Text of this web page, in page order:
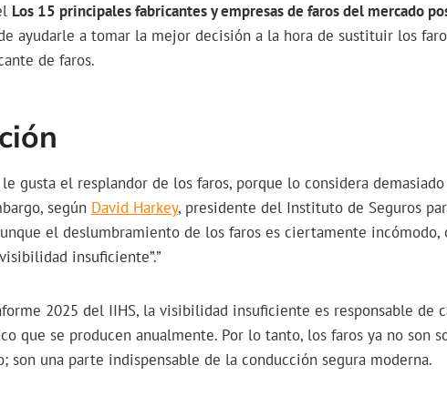
Los 15 principales fabricantes y empresas de faros del mercado
ayudarle a tomar la mejor decisión a la hora de sustituir los
de faros.
gusta el resplandor de los faros, porque lo considera demasiado
según David Harkey, presidente del Instituto de Seguros
el deslumbramiento de los faros es ciertamente incómodo,
insuficiente”.”
2025 del IIHS, la visibilidad insuficiente es responsable de
que se producen anualmente. Por lo tanto, los faros ya no son
son una parte indispensable de la conducción segura moderna.